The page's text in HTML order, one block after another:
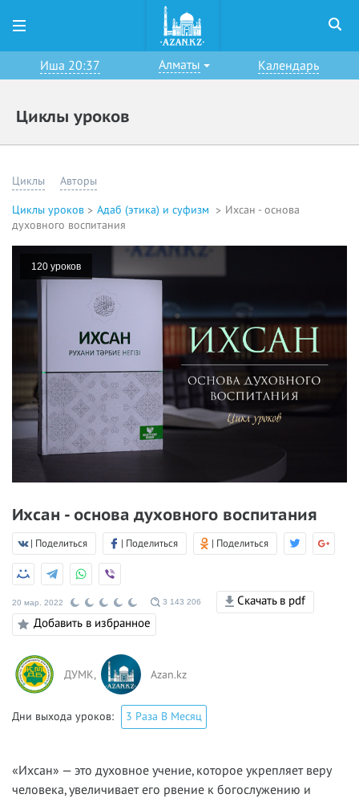
Иша 20:37 Алматы Календарь
Циклы уроков
Циклы Авторы
Циклы уроков Адаб (этика) и суфизм
Ихсан - основа
духовного воспитания
120 уроков
Ихсан - основа духовного воспитания
| Поделиться | Поделиться | Поделиться
20 мар. 2022 3 143 206
Скачать в pdf
Добавить в избранное
ДУМК, Azan.kz
Дни выхода уроков: 3 Раза В Месяц
«Ихсан» — это духовное учение, которое укрепляет веру
человека, увеличивает его рвение к богослужению и